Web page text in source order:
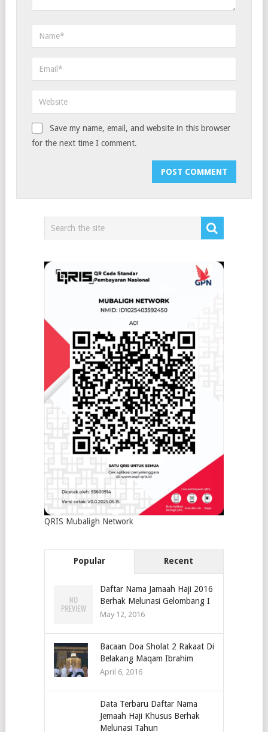
Save my name, email, and website in this browser
for the next time I comment.
QRIS Mubaligh Network
Popular Recent
Daftar Nama Jamaah Haji 2016
Berhak Melunasi Gelombang I
May 12, 2016
Bacaan Doa Sholat 2 Rakaat Di
Belakang Maqam Ibrahim
April 6, 2016
Data Terbaru Daftar Nama
Jemaah Haji Khusus Berhak
Melunasi Tahun